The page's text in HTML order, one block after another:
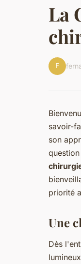
La
F
savoir-
son
priorité
Une
Dès